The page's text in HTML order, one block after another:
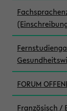
FORUM
Französisch /